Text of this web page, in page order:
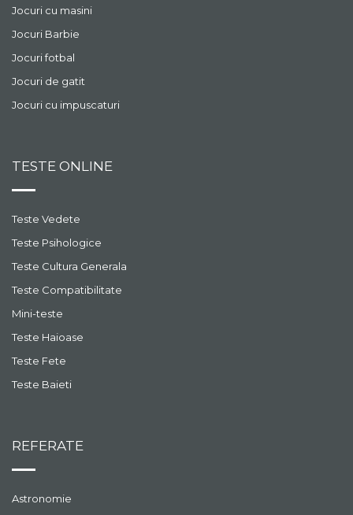
Jocuri cu masini
Jocuri Barbie
Jocuri fotbal
Jocuri de gatit
Jocuri cu impuscaturi
TESTE ONLINE
Teste Vedete
Teste Psihologice
Teste Cultura Generala
Teste Compatibilitate
Mini-teste
Teste Haioase
Teste Fete
Teste Baieti
REFERATE
Astronomie